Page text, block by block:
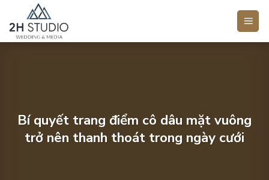
qua
Bí quyết trang điểm cô dâu mặt vuông
trở nên thanh thoát trong ngày cưới